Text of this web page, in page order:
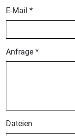
E-Mail *
Anfrage *
Dateien